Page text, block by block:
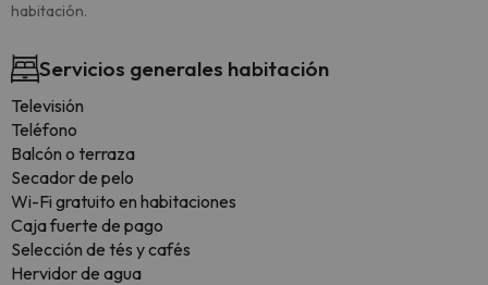
habitación.
Servicios generales habitación
Televisión
Teléfono
Balcón o terraza
Secador de pelo
Wi-Fi gratuito en habitaciones
Caja fuerte de pago
Selección de tés y cafés
Hervidor de agua